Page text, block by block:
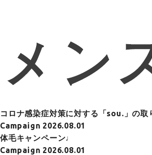
コロナ感染症対策に対する「sou.」の取
Campaign 2026.08.01
体毛キャンペーン♩
Campaign 2026.08.01